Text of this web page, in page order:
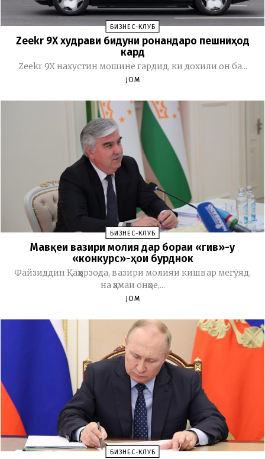
БИЗНЕС-КЛУБ
Zeekr 9X худрави бидуни ронандаро пешниҳод
кард
Zeekr 9X нахустин мошине гардид, ки дохили он ба...
JOM
БИЗНЕС-КЛУБ
Мавқеи вазири молия дар бораи «гив»-у
«конкурс»-ҳои бурднок
Файзиддин Қаҳҳорзода, вазири молияи кишвар мегӯяд,
на ҳамаи онҳое,...
JOM
БИЗНЕС-КЛУБ